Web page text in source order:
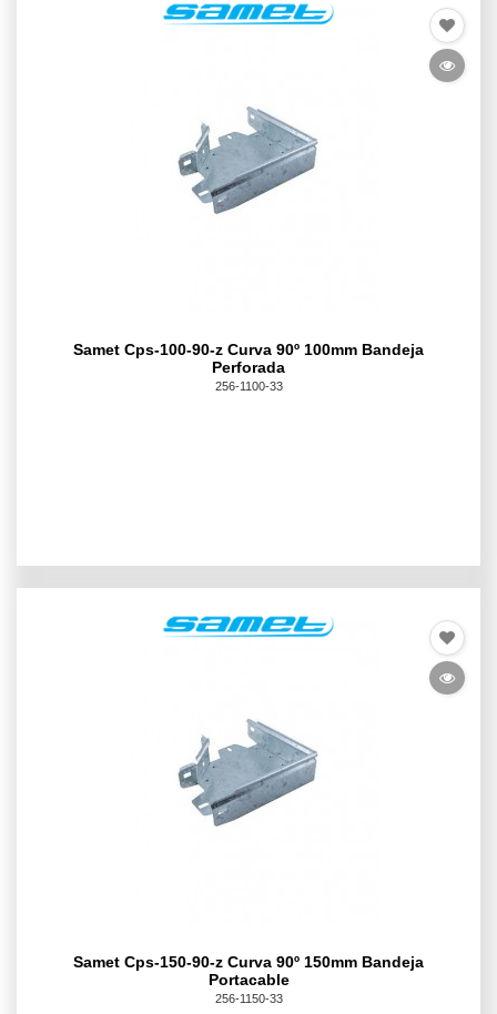
Samet Cps-100-90-z Curva 90º 100mm Bandeja
Perforada
256-1100-33
Samet Cps-150-90-z Curva 90º 150mm Bandeja
Portacable
256-1150-33